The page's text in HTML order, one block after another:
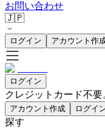
お問い合わせ
🇯🇵
ログイン アカウント作
ログイン
クレジットカード不要
アカウント作成 ログイ
探す